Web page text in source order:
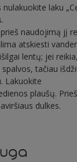
laku
naudojimą jį
atskiesti
lentų; jei
tačiau
Lakuokite
plaušų.
dulkes.